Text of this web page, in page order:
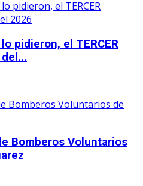
pidieron, el TERCER
del...
Bomberos Voluntarios